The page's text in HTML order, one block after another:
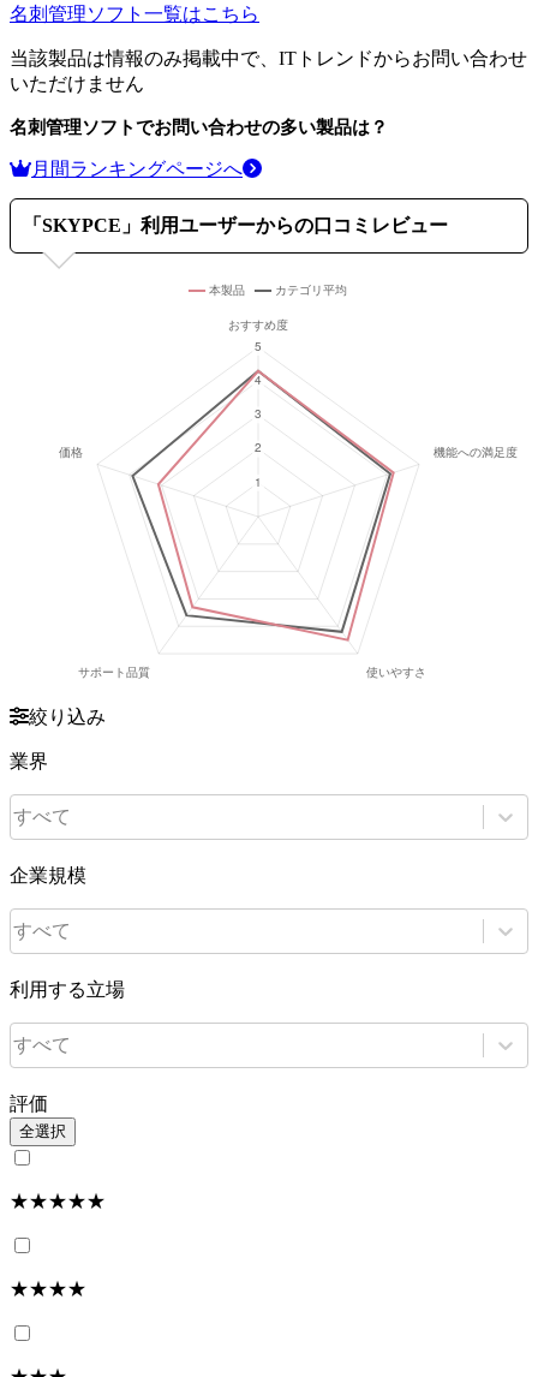
名刺管理ソフト 一覧はこちら
当該製品は情報のみ掲載中で、ITトレンドからお問い合わせ
いただけません
名刺管理ソフトでお問い合わせの多い製品は？
月間ランキングページへ
「 SKYPCE 」利用ユーザーからの口コミレビュー
絞り込み
業界
すべて
企業規模
すべて
利用する立場
すべて
評価
全選択
★★★★★
★★★★